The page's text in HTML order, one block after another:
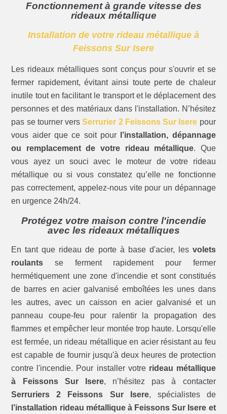
Fonctionnement à grande vitesse des
rideaux métallique
Installation de votre rideau métallique à
Feissons Sur Isere
Les rideaux métalliques sont conçus pour s'ouvrir et se
fermer rapidement, évitant ainsi toute perte de chaleur
inutile tout en facilitant le transport et le déplacement des
personnes et des matériaux dans l'installation. N’hésitez
pas se tourner versSerrurier 2 Feissons Sur Isere pour
vous aider que ce soit pour
l’installation, dépannage
ou remplacement de votre rideau métallique. Que
vous ayez un souci avec le moteur de votre rideau
métallique ou si vous constatez qu’elle ne fonctionne
pas correctement, appelez-nous vite pour un dépannage
en urgence 24h/24.
Protégez votre maison contre l'incendie
avec les rideaux métalliques
En tant que rideau de porte à base d'acier, les volets
roulants se ferment rapidement pour fermer
hermétiquement une zone d'incendie et sont constitués
de barres en acier galvanisé emboîtées les unes dans
les autres, avec un caisson en acier galvanisé et un
panneau coupe-feu pour ralentir la propagation des
flammes et empêcher leur montée trop haute. Lorsqu'elle
est fermée, un rideau métallique en acier résistant au feu
est capable de fournir jusqu'à deux heures de protection
contre l'incendie. Pour installer votre rideau métallique
à Feissons Sur Isere, n’hésitez pas à contacter
Serruriers 2 Feissons Sur Isere, spécialistes de
l’installation rideau métallique à Feissons Sur Isere et